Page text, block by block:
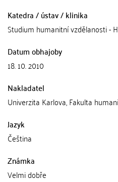
Katedra / ústav / klinika
Studium humanitní vzdělanosti -
Datum obhajoby
18. 10. 2010
Nakladatel
Univerzita Karlova, Fakulta
Jazyk
Čeština
Známka
Velmi dobře